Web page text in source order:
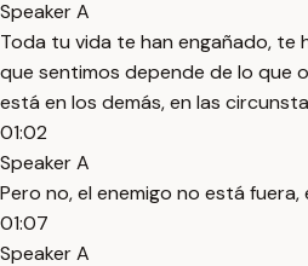
Speaker A
Toda tu vida te han engañado, te
que sentimos depende de lo que
está en los demás, en las
01:02
Speaker A
Pero no, el enemigo no está
01:07
Speaker A